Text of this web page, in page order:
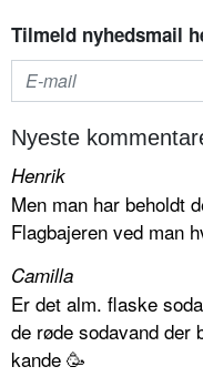
Tilmeld nyhedsmail
Nyeste
Henrik
Men man har beholdt
Flagbajeren ved man
Camilla
Er det alm. flaske
de røde sodavand der
kande 🥳